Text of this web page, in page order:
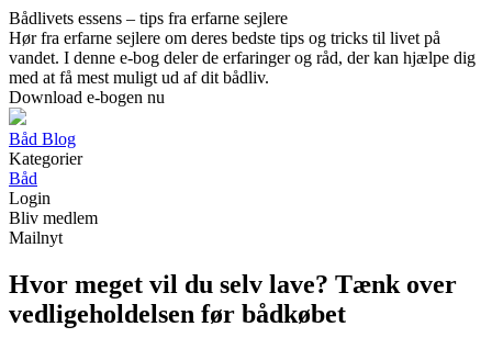
Bådlivets essens – tips fra erfarne sejlere
Hør fra erfarne sejlere om deres bedste tips og tricks til livet på
vandet. I denne e-bog deler de erfaringer og råd, der kan hjælpe dig
med at få mest muligt ud af dit bådliv.
Download e-bogen nu
Båd Blog
Kategorier
Båd
Login
Bliv medlem
Mailnyt
Hvor meget vil du selv lave? Tænk over
vedligeholdelsen før bådkøbet